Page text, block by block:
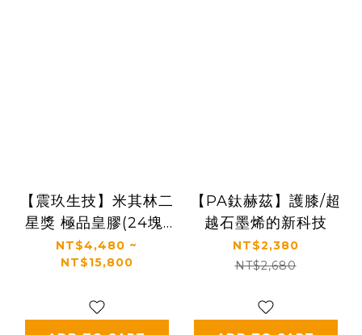
【震玖生技】米其林二
星獎 極品皇膠(24塊/
盒，多規格)
NT$4,480 ~
NT$15,800
【PA鈦赫茲】護膝/超
越石墨烯的新科技
NT$2,380
NT$2,680